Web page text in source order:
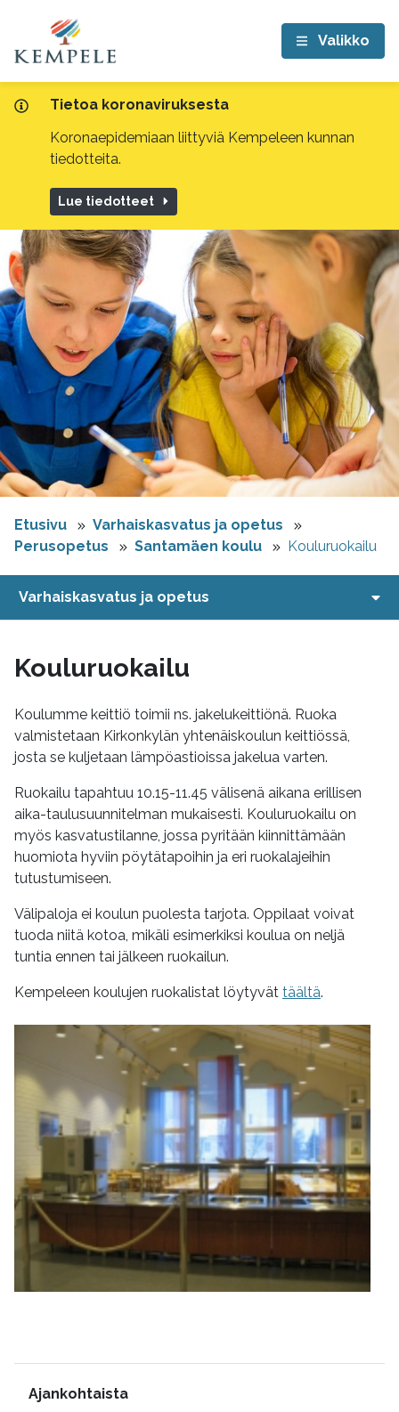
Tietoa koronaviruksesta
Koronaepidemiaan liittyviä Kempeleen kunnan
tiedotteita.
Lue tiedotteet
Valikko
Etusivu
Varhaiskasvatus ja opetus
Perusopetus
Santamäen koulu Kouluruokailu
Varhaiskasvatus ja opetus
Kouluruokailu
Koulumme keittiö toimii ns. jakelukeittiönä. Ruoka
valmistetaan Kirkonkylän yhtenäiskoulun keittiössä,
josta se kuljetaan lämpöastioissa jakelua varten.
Ruokailu tapahtuu 10.15-11.45 välisenä aikana erillisen
aika-taulusuunnitelman mukaisesti. Kouluruokailu on
myös kasvatustilanne, jossa pyritään kiinnittämään
huomiota hyviin pöytätapoihin ja eri ruokalajeihin
tutustumiseen.
Välipaloja ei koulun puolesta tarjota. Oppilaat voivat
tuoda niitä kotoa, mikäli esimerkiksi koulua on neljä
tuntia ennen tai jälkeen ruokailun.
Kempeleen koulujen ruokalistat löytyvät täältä.
Lisätietoa
Ajankohtaista